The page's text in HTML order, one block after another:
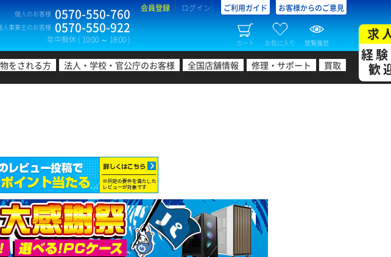
個人のお客様 0570-550-760
人事業主のお客様 0570-550-922
年中無休 ( 10:00 ～ 18:00 )
会員登録 ログイン ご利用ガイド お客様からのご意見
カート お気に入り 閲覧履歴
をされる方 法人・学校・官公庁のお客様 全国店舗情報 修理・サポート 買取
求
経
歓